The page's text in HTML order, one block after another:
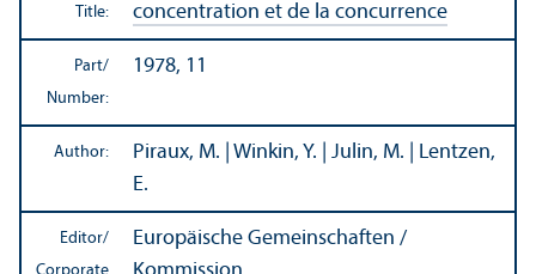
Title:
concentration et de la concurrence
Part/
Number:
1978, 11
Author:
Piraux, M. | Winkin, Y. | Julin, M. | Lentzen,
E.
Editor/
Europäische Gemeinschaften /